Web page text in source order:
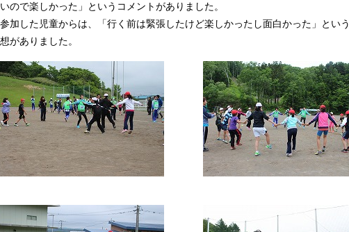
ので楽しかった」というコメントがありました。
加した児童からは、「行く前は緊張したけど楽しかったし面白かった」という
がありました。